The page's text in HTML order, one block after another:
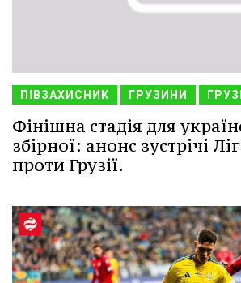
ПІВЗАХИСНИК ГРУЗИНИ
Фінішна стадія для
збірної: анонс зустрічі
проти Грузії.